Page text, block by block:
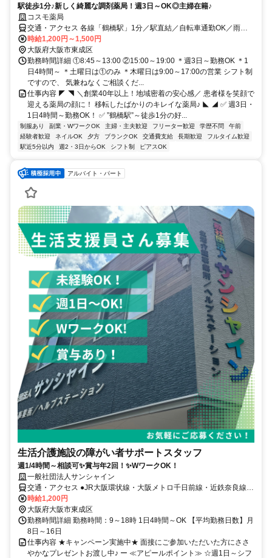
駅徒歩1分♪新しく綺麗な調剤薬局！週3日～OK◎主婦在籍♪
コスモ薬局
交通・アクセス 各線「鶴橋駅」1分／駅直結／自転車通勤OK／雨の
日も、傘いらずでラクラク通勤♪
時給1,200円～1,500円
大阪府大阪市東成区
勤務時間詳細 ①8:45～13:00 ②15:00～19:00 ＊週3日～勤務OK ＊1
日4時間～ ＊土曜日は①のみ ＊木曜日は9:00～17:00の営業 シフト制
ですので、 気兼ねなくご相談くだ...
仕事内容 ◤ ◥ ＼創業40年以上！地域密着の安心感／ 患者様を笑顔で
迎える薬局の顔に！ 移転したばかりのキレイな薬局♪ ◣ ◢ ✅ 週3日・
1日4時間～勤務OK！ ✅ ”鶴橋駅”～徒歩1分の好...
制服あり 副業・WワークOK 主婦・主夫歓迎 フリーター歓迎 学歴不問
午前
経験者歓迎
ネイルOK 夕方 ブランクOK 交通費支給 長期歓迎
フルタイム歓迎
駅近5分以内
週2・3日からOK シフト制 ピアスOK
アルバイト・パート
生活介護施設の障がい者サポートスタッフ
週1/4時間～相談可✨賞与年2回！✨WワークOK！
一般社団法人サンシャイン
交通・アクセス ●JR大阪環状線・大阪メトロ千日前線・近鉄奈良線/
大阪線「鶴橋駅」から徒歩 7 分 ●大阪メトロ今里筋線/千日前線「今里
駅」から徒歩10分
時給1,200円
大阪府大阪市東成区
勤務時間詳細 勤務時間：9～18時 1日4時間～OK 【平均勤務日数】月
8日～16日
仕事内容 ★キャンペーン実施中★ 面接にご参加いただいた方にささ
やかなプレゼントお渡し中♪ ー ≪アピールポイント≫ ☆週1日～シフ